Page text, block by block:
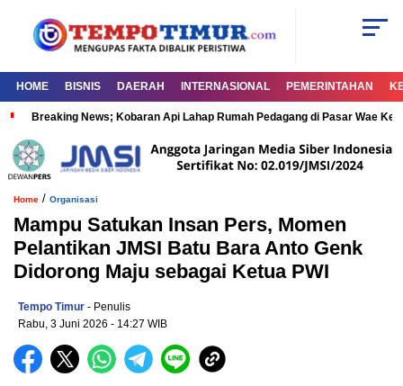
HOME BISNIS DAERAH INTERNASIONAL PEMERINTAHAN
Breaking News; Kobaran Api Lahap Rumah Pedagang di Pasar Wae
Home / Organisasi
Mampu Satukan Insan Pers, Momen
Pelantikan JMSI Batu Bara Anto Genk
Didorong Maju sebagai Ketua PWI
Tempo Timur - Penulis
Rabu, 3 Juni 2026 - 14:27 WIB